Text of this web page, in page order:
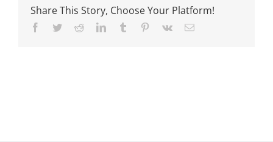
Share This Story, Choose Your Platform!
Facebook
TwitterRedditLinkedInTumblr Pinterest
Vk Email